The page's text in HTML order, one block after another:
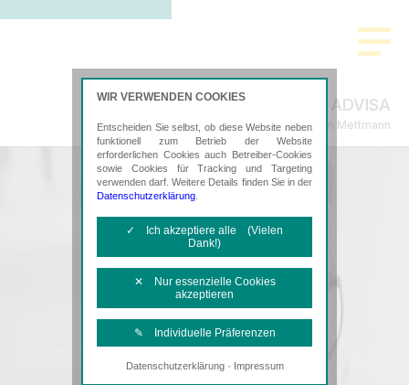
Strehlke & ADVISA
Steuerberatung in Mettmann
WIR VERWENDEN COOKIES
Entscheiden Sie selbst, ob diese Website neben
funktionell zum Betrieb der Website
erforderlichen Cookies auch Betreiber-Cookies
sowie Cookies für Tracking und Targeting
verwenden darf. Weitere Details finden Sie in der
Datenschutzerklärung
✓ Ich akzeptiere alle (Vielen
Dank!)
✕ Nur essenzielle Cookies
akzeptieren
✎ Individuelle Präferenzen
Notwendige Cookies
Datenschutzerklärung· Impressum